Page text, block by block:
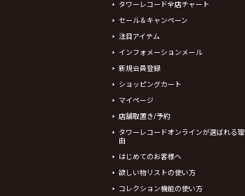
タワーレコード全店チャート
セール＆キャンペーン
注目アイテム
インフォメーションメール
新規会員登録
ショッピングカート
マイページ
店舗取置き/予約
タワーレコードオンラインが選ばれる理
由
はじめてのお客様へ
欲しい物リストの使い方
コレクション機能の使い方